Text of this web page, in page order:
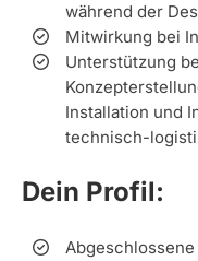
während der
Mitwirkung bei
Unterstützung
Installation und
technisch-
Dein Profil: